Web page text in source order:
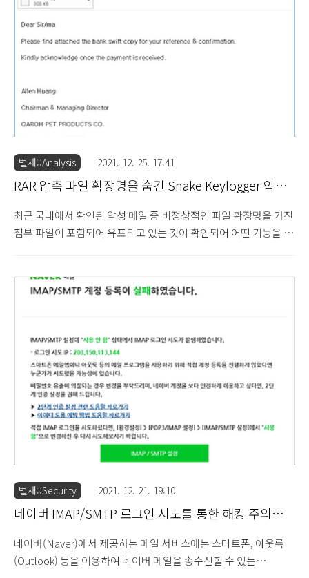
측 영역에 미리 보기 창을 통해 이미지를 불러와 바로 확인이 가능합
니다. 하지만 PDF 문서의 경우 기본값에서는 PDF 문서를 선택할
경우 "미리 볼 수 없습니다. (No preview available)"라는 메시지
가 미리 보기 창에..
벌새::Analysis 2021. 12. 25. 17:41
RAR 압축 파일 확장명을 숨긴 Snake Keylogger 악성
최근 국내에서 확인된 악성 메일 중 비정상적인 파일 확장명을 가진
첨부 파일이 포함되어 유포되고 있는 것이 확인되어 어떤 기능을 하
존에 생송한 .daa PowerISO 이미지 파일 형태를 가진 메일 첨부
(Swift) 복사본 파일을 첨부하였으니 파일을 확인하도록 유도하는
내용으로 구성되어 있습니다. 그런데 첨부된 파일은 Swift
Copy.uue 형태로 되어 있어서 일반 사용자는 해당 파일을 사실상
열어볼 수 없을 가능성이 높으며..
벌새::Security 2021. 12. 21. 19:10
네이버 IMAP/SMTP 로그인 시도를 통한 해킹 주의
네이버(Naver)에서 제공하는 메일 서비스에는 스마트폰, 아웃룩
(Outlook) 등을 이용하여 네이버 메일을 송수신할 수 있는